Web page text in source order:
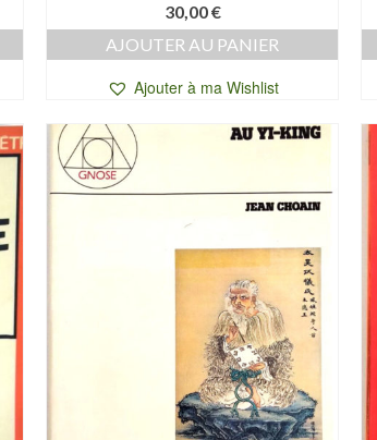
30,00€
AJOUTER AU PANIER
Ajouter à ma Wishlist